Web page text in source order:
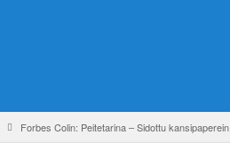
Forbes Colin: Peitetarina – Sidottu kansipaperein